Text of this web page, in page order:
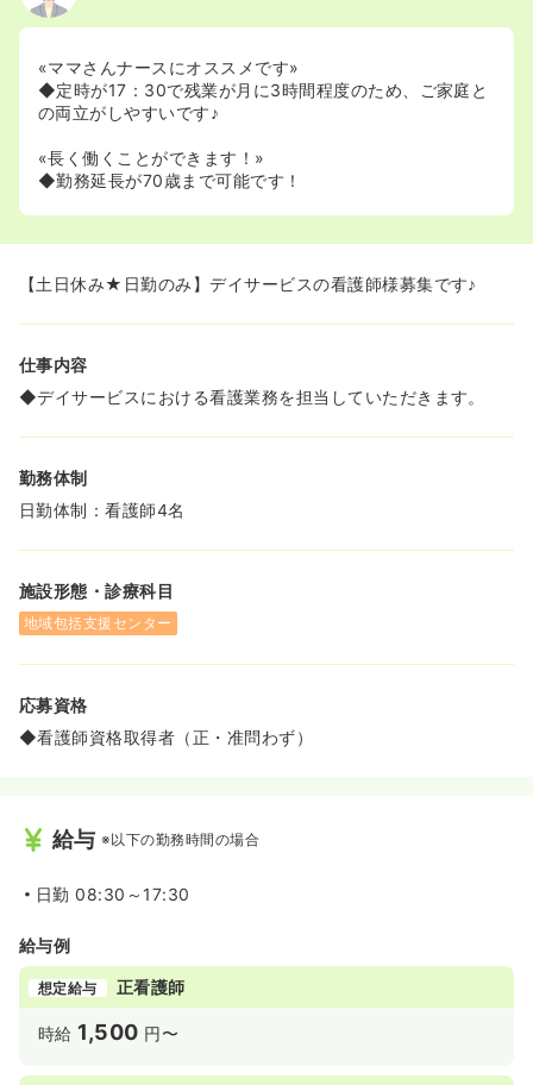
«ママさんナースにオススメです»
◆定時が17：30で残業が月に3時間程度のため、ご家庭と
の両立がしやすいです♪
«長く働くことができます！»
◆勤務延長が70歳まで可能です！
【土日休み★日勤のみ】デイサービスの看護師様募集です♪
仕事内容
◆デイサービスにおける看護業務を担当していただきます。
勤務体制
日勤体制：看護師4名
施設形態・診療科目
地域包括支援センター
応募資格
◆看護師資格取得者（正・准問わず）
給与 ※以下の勤務時間の場合
日勤 08:30～17:30
給与例
想定給与 正看護師
時給 1,500 円〜